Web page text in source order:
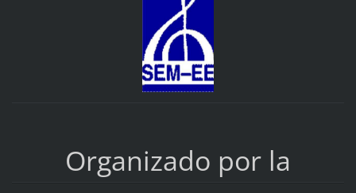
Organizado por la